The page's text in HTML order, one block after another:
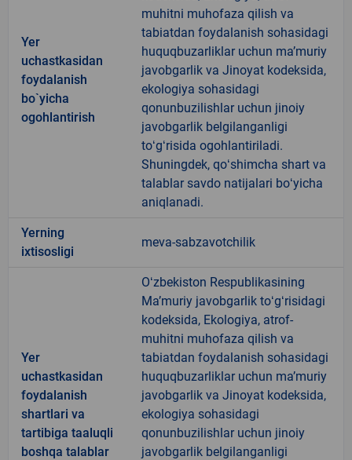
Yer
uchastkasidan
foydalanish
bo`yicha
ogohlantirish
muhitni muhofaza qilish va
tabiatdan foydalanish sohasidagi
huquqbuzarliklar uchun maʼmuriy
javobgarlik va Jinoyat kodeksida,
ekologiya sohasidagi
qonunbuzilishlar uchun jinoiy
javobgarlik belgilanganligi
toʻgʻrisida ogohlantiriladi.
Shuningdek, qoʻshimcha shart va
talablar savdo natijalari boʻyicha
aniqlanadi.
Yerning
ixtisosligi
meva-sabzavotchilik
Yer
uchastkasidan
foydalanish
shartlari va
tartibiga taaluqli
boshqa talablar
Oʻzbekiston Respublikasining
Maʼmuriy javobgarlik toʻgʻrisidagi
kodeksida, Ekologiya, atrof-
muhitni muhofaza qilish va
tabiatdan foydalanish sohasidagi
huquqbuzarliklar uchun maʼmuriy
javobgarlik va Jinoyat kodeksida,
ekologiya sohasidagi
qonunbuzilishlar uchun jinoiy
javobgarlik belgilanganligi